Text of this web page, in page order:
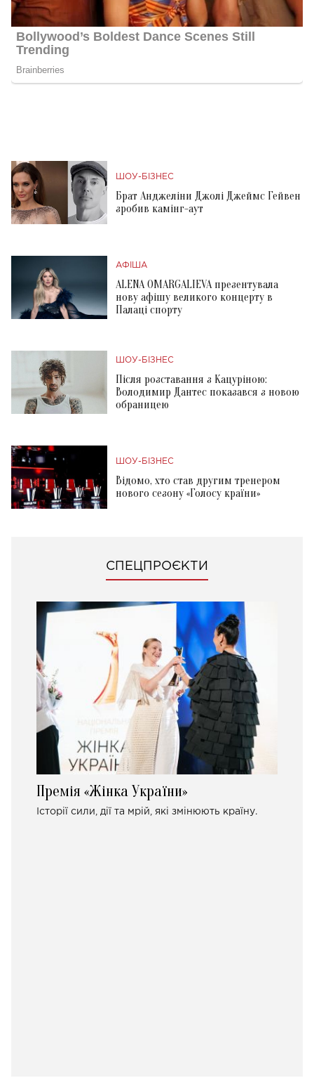
ШОУ-БІЗНЕС
Брат Анджеліни Джолі Джеймс Гейвен
зробив камінг-аут
АФІША
ALENA OMARGALIEVA презентувала
нову афішу великого концерту в
Палаці спорту
ШОУ-БІЗНЕС
Після розставання з Кацуріною:
Володимир Дантес показався з новою
обраницею
ШОУ-БІЗНЕС
Відомо, хто став другим тренером
нового сезону «Голосу країни»
СПЕЦПРОЄКТИ
Премія «Жінка України»
Історії сили, дії та мрій, які змінюють країну.